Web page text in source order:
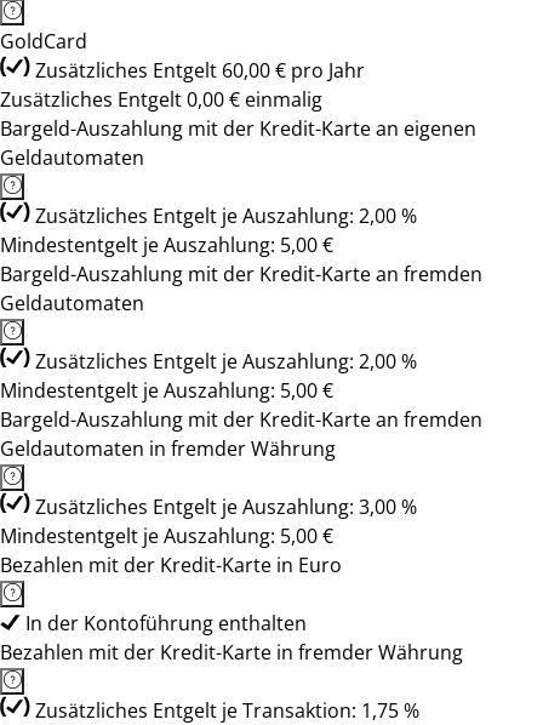
GoldCard
Zusätzliches Entgelt 60,00 € pro Jahr
Zusätzliches Entgelt 0,00 € einmalig
Bargeld-Auszahlung mit der Kredit-Karte an eigenen
Geldautomaten
Zusätzliches Entgelt je Auszahlung: 2,00 %
Mindestentgelt je Auszahlung: 5,00 €
Bargeld-Auszahlung mit der Kredit-Karte an fremden
Geldautomaten
Zusätzliches Entgelt je Auszahlung: 2,00 %
Mindestentgelt je Auszahlung: 5,00 €
Bargeld-Auszahlung mit der Kredit-Karte an fremden
Geldautomaten in fremder Währung
Zusätzliches Entgelt je Auszahlung: 3,00 %
Mindestentgelt je Auszahlung: 5,00 €
Bezahlen mit der Kredit-Karte in Euro
In der Kontoführung enthalten
Bezahlen mit der Kredit-Karte in fremder Währung
Zusätzliches Entgelt je Transaktion: 1,75 %